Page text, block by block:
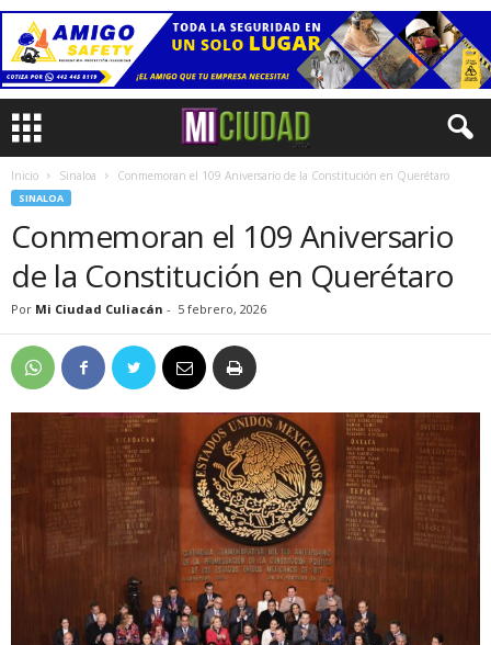
Inicio Sinaloa Conmemoran el 109 Aniversario de la Constitución en Querétaro
SINALOA
Conmemoran el 109 Aniversario
de la Constitución en Querétaro
Por Mi Ciudad Culiacán - 5 febrero, 2026